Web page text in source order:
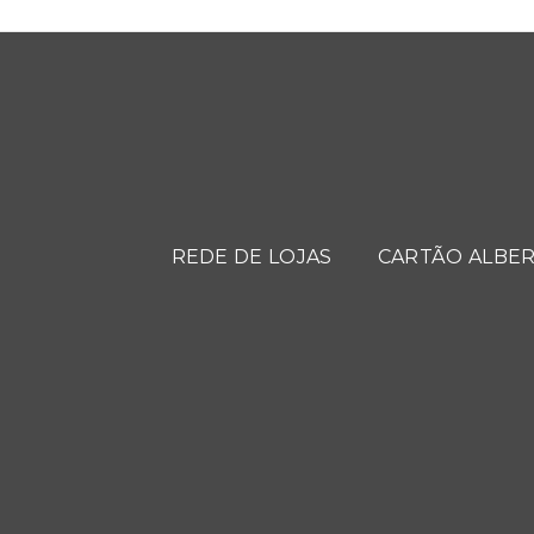
REDE DE LOJAS CARTÃO